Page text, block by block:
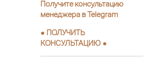
Получите консультацию
менеджера в Telegram
● ПОЛУЧИТЬ
КОНСУЛЬТАЦИЮ ●